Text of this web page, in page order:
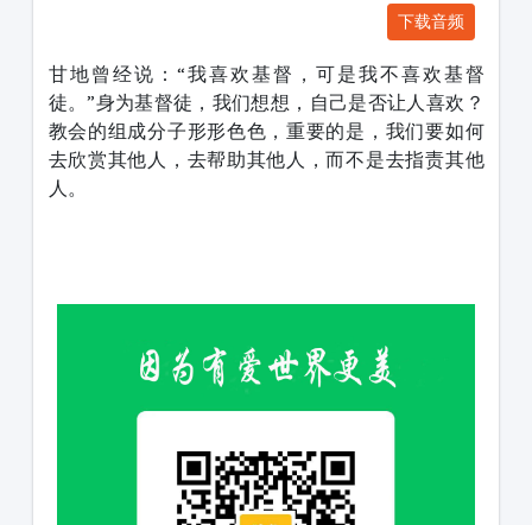
下载音频
甘地曾经说：“我喜欢基督，可是我不喜欢基督
徒。”身为基督徒，我们想想，自己是否让人喜欢？
教会的组成分子形形色色，重要的是，我们要如何
去欣赏其他人，去帮助其他人，而不是去指责其他
人。